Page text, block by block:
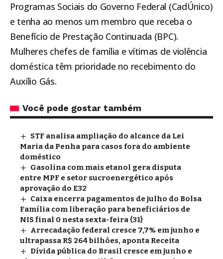
Programas Sociais do Governo Federal (CadÚnico)
e tenha ao menos um membro que receba o
Benefício de Prestação Continuada (BPC).
Mulheres chefes de família e vítimas de violência
doméstica têm prioridade no recebimento do
Auxílio Gás.
Você pode gostar também
STF analisa ampliação do alcance da Lei
Maria da Penha para casos fora do ambiente
doméstico
Gasolina com mais etanol gera disputa
entre MPF e setor sucroenergético após
aprovação do E32
Caixa encerra pagamentos de julho do Bolsa
Família com liberação para beneficiários de
NIS final 0 nesta sexta-feira (31)
Arrecadação federal cresce 7,7% em junho e
ultrapassa R$ 264 bilhões, aponta Receita
Dívida pública do Brasil cresce em junho e